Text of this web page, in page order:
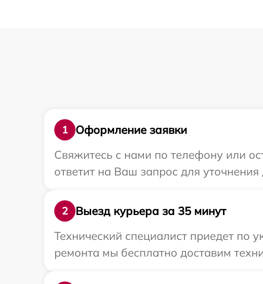
1
Оформление заявки
Свяжитесь с нами по телефону или
ответит на Ваш запрос для
2
Выезд курьера за 35 минут
Технический специалист приедет по
ремонта мы бесплатно доставим